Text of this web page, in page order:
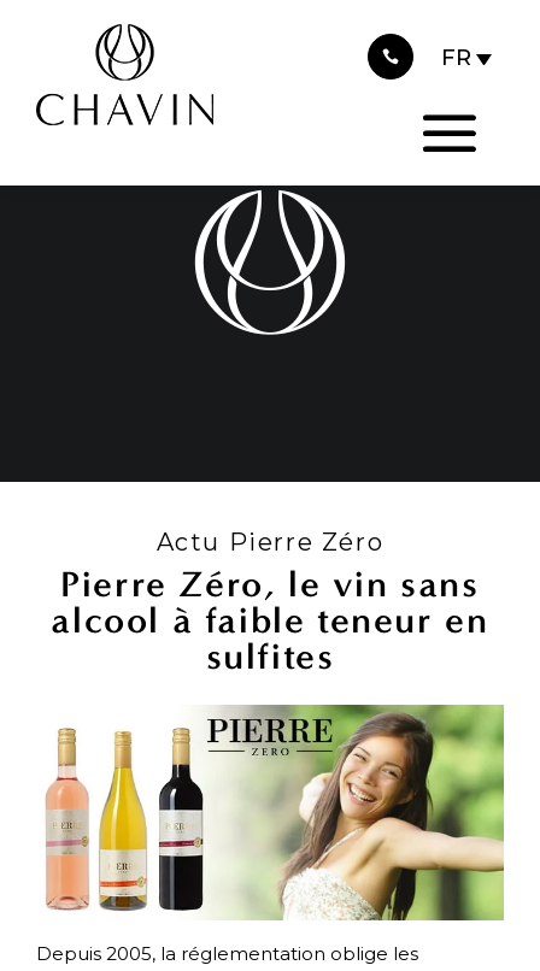
Actu Pierre Zéro
Pierre Zéro, le vin sans
alcool à faible teneur en
sulfites
Depuis 2005, la réglementation oblige les